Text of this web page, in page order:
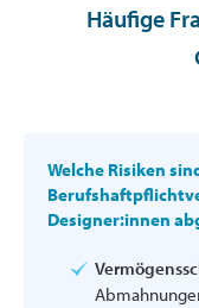
Häufige
Welche Risiken
Designer:innen